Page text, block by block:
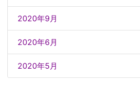
2020年9月
2020年6月
2020年5月